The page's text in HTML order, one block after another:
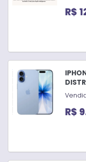
R$
R$